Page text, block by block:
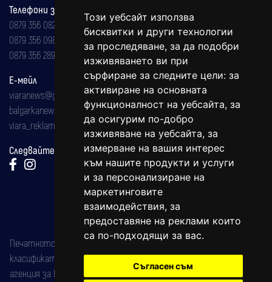
Този уебсайт използва
бисквитки и други технологии
за проследяване, за да подобри
изживяването ви при
сърфиране за следните цели: за
активиране на основната
функционалност на уебсайта, за
да осигурим по-добро
изживяване на уебсайта, за
измерване на вашия интерес
към нашите продукти и услуги
и за персонализиране на
маркетинговите
взаимодействия, за
предоставяне на реклами които
са по-подходящи за вас.
Съгласен съм
Телефони за реклама и абонаменти
0879 356 082
0879 356 098
0879 356 289
Е-мейл
viaranews@gmail.com
balgarkanews@gmail.com
viara_reklama@mail.bg
Следвайте ни:
Печатното издание на вестника е регистрирано в националния
класификатор на печатните издания (Българска национална
агенция за ISSN) под номер: ISSN 1312-4722.